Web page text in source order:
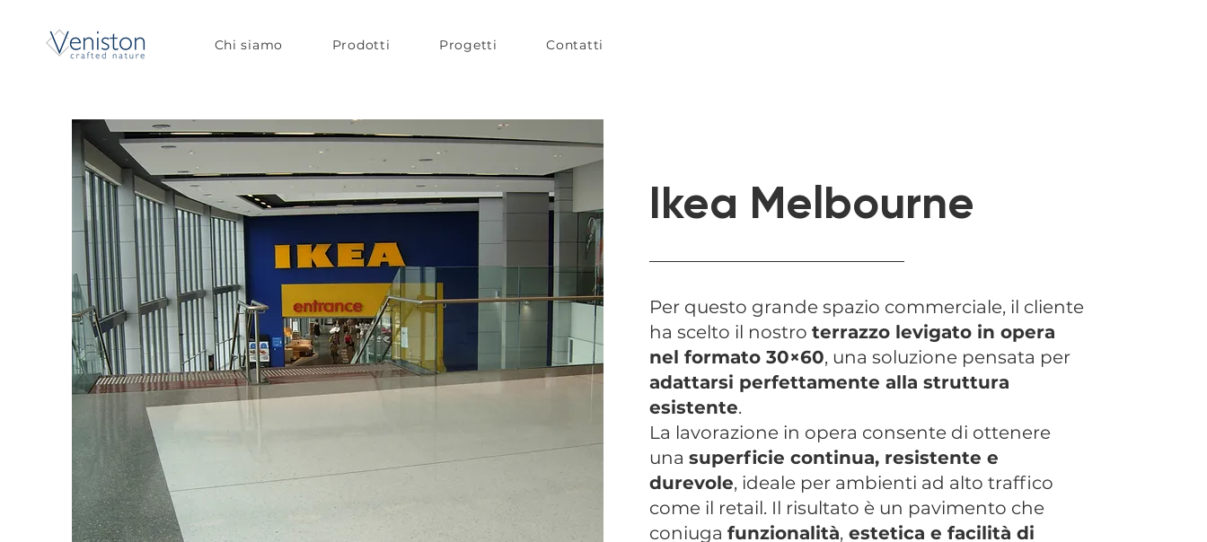
Chi siamo Prodotti Progetti Contatti
Ikea Melbourne
Per questo grande spazio commerciale, il cliente
ha scelto il nostro terrazzo levigato in opera
nel formato 30×60, una soluzione pensata per
adattarsi perfettamente alla struttura
esistente.
La lavorazione in opera consente di ottenere
una superficie continua, resistente e
durevole, ideale per ambienti ad alto traffico
come il retail. Il risultato è un pavimento che
coniuga funzionalità, estetica e facilità di